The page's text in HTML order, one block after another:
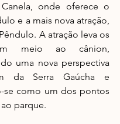
onde oferece o
e a mais nova atração,
A atração leva os
meio ao cânion,
uma nova perspectiva
da Serra Gaúcha e
se como um dos pontos
parque.